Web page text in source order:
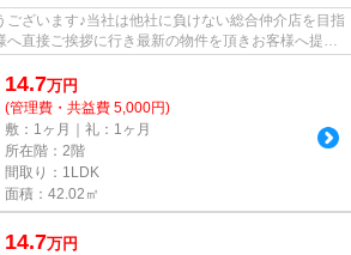
ございます♪当社は他社に負けない総合仲介店を目指
へ直接ご挨拶に行き最新の物件を頂きお客様へ提供
14.7万円
(管理費・共益費 5,000円)
敷：1ヶ月｜礼：1ヶ月
所在階：2階
間取り：1LDK
面積：42.02㎡
14.7万円